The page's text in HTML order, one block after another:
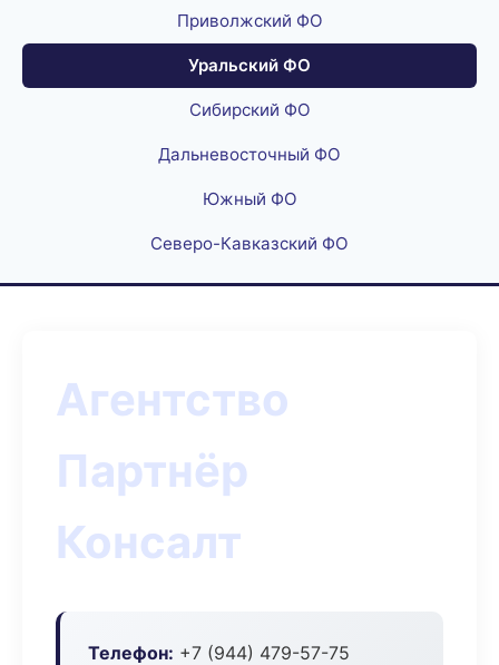
Приволжский ФО
Уральский ФО
Сибирский ФО
Дальневосточный ФО
Южный ФО
Северо-Кавказский ФО
Агентство
Партнёр
Консалт
Телефон: +7 (944) 479-57-75